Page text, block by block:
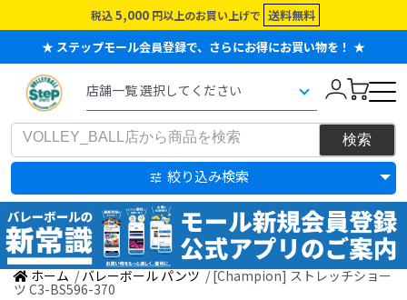
税込 5,000 円以上のお買い上げで 送料無料
★ ステップモール会員登録で、さらにお得にお買い物を！ ★
絞り込み検索
ホーム / バレーボール パンツ / [Champion] ストレッチショー
ツ C3-BS596-370